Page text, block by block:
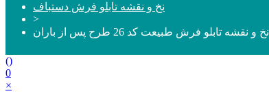
نخ و نقشه تابلو فرش دستباف
>
نخ و نقشه تابلو فرش طبیعت کد 26 طرح پس از باران
()
0
×